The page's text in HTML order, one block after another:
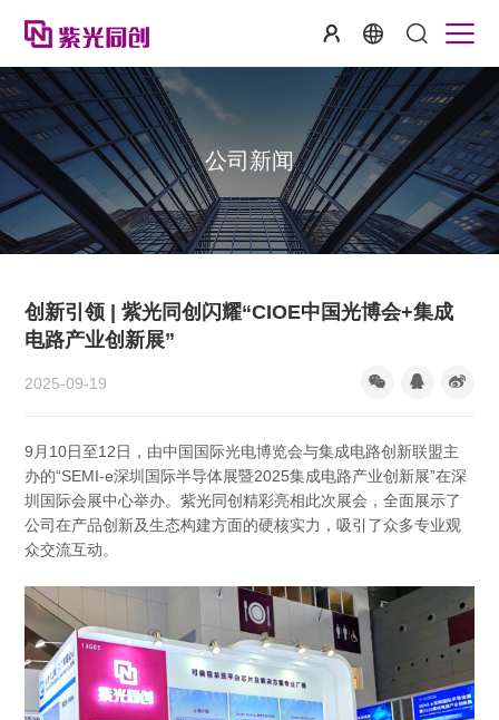
公司新闻
创新引领 | 紫光同创闪耀“CIOE中国光博会+集成
电路产业创新展”
2025-09-19
9月10日至12日，由中国国际光电博览会与集成电路创新联盟主
办的“SEMI-e深圳国际半导体展暨2025集成电路产业创新展”在深
圳国际会展中心举办。紫光同创精彩亮相此次展会，全面展示了
公司在产品创新及生态构建方面的硬核实力，吸引了众多专业观
众交流互动。